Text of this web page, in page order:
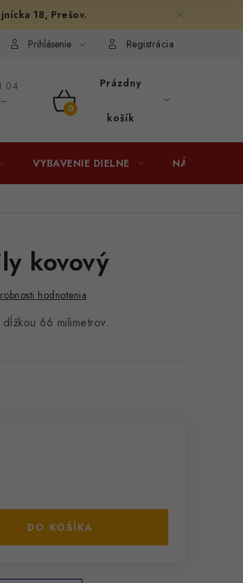
18, Prešov.
vyzdvihnutie v Prešove Ako funguje Packeta?
Prihlásenie Registrácia
04
NÁKUPNÝ
Prázdny
košík
VYBAVENIE DIELNE NÁRADIE
kovový
hodnotenia
66 milimetrov.
DO KOŠÍKA